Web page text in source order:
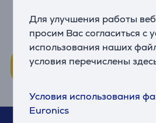
Для улучшения работы
просим Вас согласиться с
использования наших
условия перечислены
Условия использования
Euronics
Посмотри
Зарегистрируйся как